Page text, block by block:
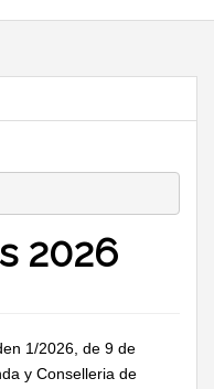
2026
1/2026, de 9 de
y Conselleria de